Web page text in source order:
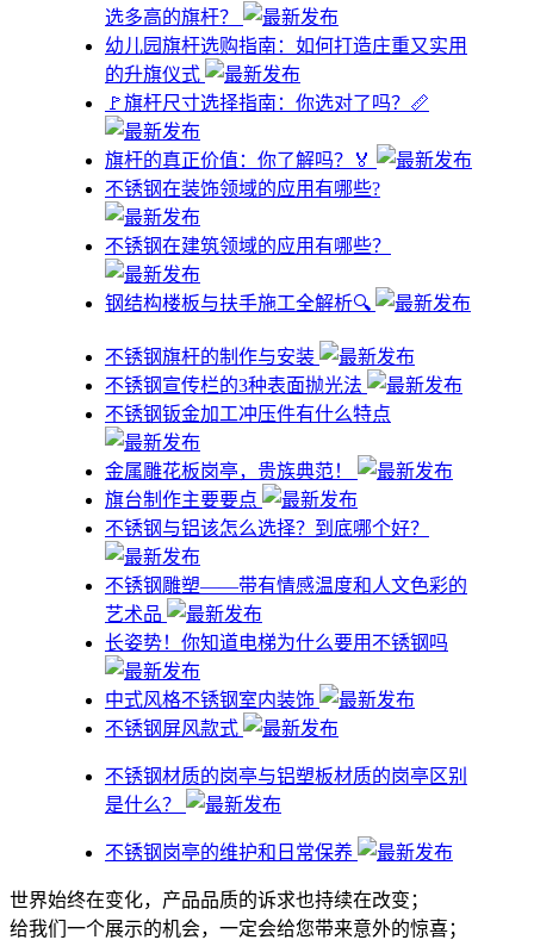
选多高的旗杆？
幼儿园旗杆选购指南：如何打造庄重又实用
的升旗仪式
🚩旗杆尺寸选择指南：你选对了吗？📏
旗杆的真正价值：你了解吗？🏅
不锈钢在装饰领域的应用有哪些?
不锈钢在建筑领域的应用有哪些？
钢结构楼板与扶手施工全解析🔍
不锈钢旗杆的制作与安装
不锈钢宣传栏的3种表面抛光法
不锈钢钣金加工冲压件有什么特点
金属雕花板岗亭，贵族典范！
旗台制作主要要点
不锈钢与铝该怎么选择？到底哪个好？
不锈钢雕塑——带有情感温度和人文色彩的
艺术品
​长姿势！你知道电梯为什么要用不锈钢吗
中式风格不锈钢室内装饰
不锈钢屏风款式
不锈钢材质的岗亭与铝塑板材质的岗亭区别
是什么？
不锈钢岗亭的维护和日常保养
世界始终在变化，产品品质的诉求也持续在改变；
给我们一个展示的机会，一定会给您带来意外的惊喜；